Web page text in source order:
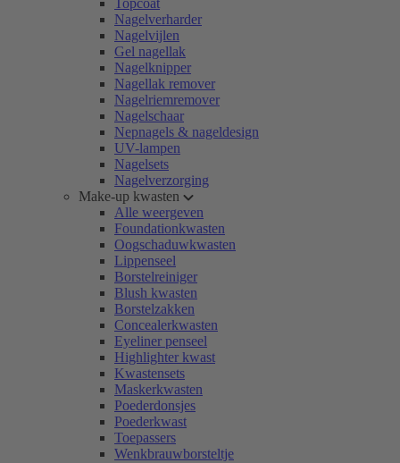
Topcoat
Nagelverharder
Nagelvijlen
Gel nagellak
Nagelknipper
Nagellak remover
Nagelriemremover
Nagelschaar
Nepnagels & nageldesign
UV-lampen
Nagelsets
Nagelverzorging
Make-up kwasten
Alle weergeven
Foundationkwasten
Oogschaduwkwasten
Lippenseel
Borstelreiniger
Blush kwasten
Borstelzakken
Concealerkwasten
Eyeliner penseel
Highlighter kwast
Kwastensets
Maskerkwasten
Poederdonsjes
Poederkwast
Toepassers
Wenkbrauwborsteltje